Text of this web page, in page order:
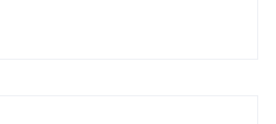
«Международного союза